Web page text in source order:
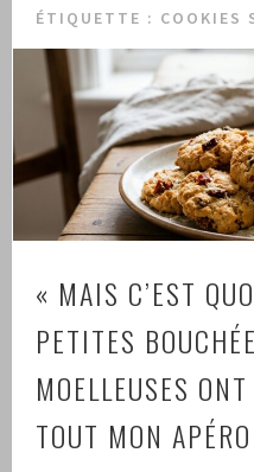
ÉTIQUETTE : COOKIES
« MAIS C’EST
PETITES
MOELLEUSES
TOUT MON